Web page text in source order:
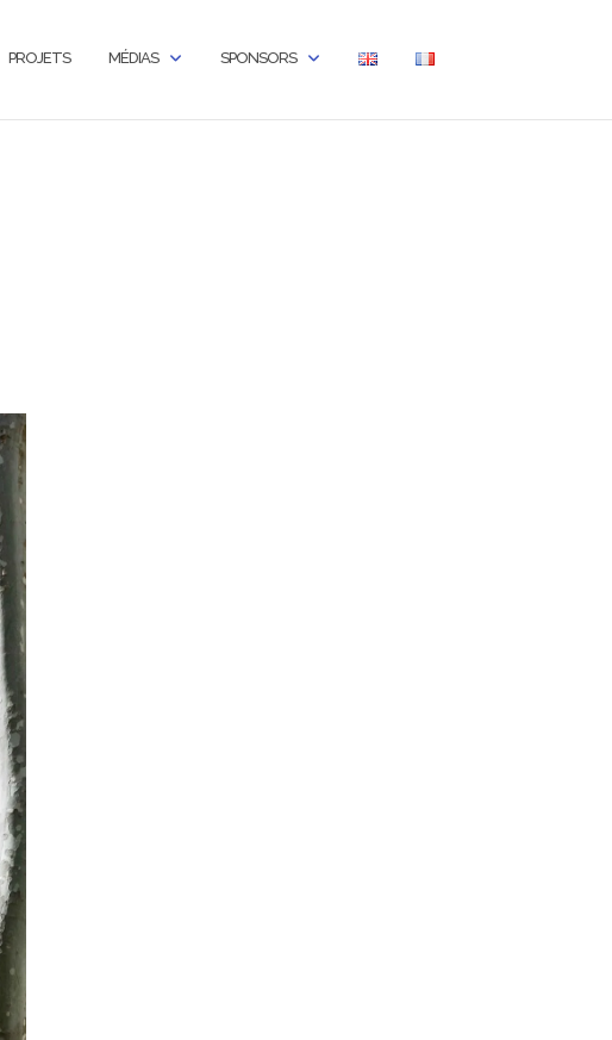
PROJETS MÉDIAS SPONSORS